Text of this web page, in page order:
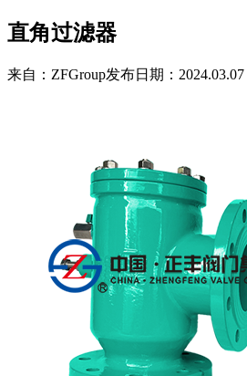
直角过滤器
来自：ZFGroup发布日期：2024.03.07